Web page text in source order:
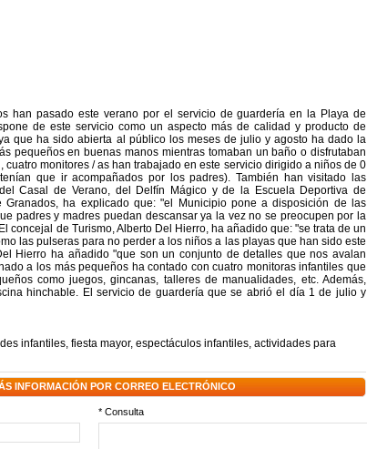
han pasado este verano por el servicio de guardería en la Playa de
de este servicio como un aspecto más de calidad y producto de
que ha sido abierta al público los meses de julio y agosto ha dado la
pequeños en buenas manos mientras tomaban un baño o disfrutaban
cuatro monitores / as han trabajado en este servicio dirigido a niños de 0
que ir acompañados por los padres). También han visitado las
Casal de Verano, del Delfín Mágico y de la Escuela Deportiva de
ha explicado que: "el Municipio pone a disposición de las
padres y madres puedan descansar ya la vez no se preocupen por la
concejal de Turismo, Alberto Del Hierro, ha añadido que: "se trata de un
las pulseras para no perder a los niños a las playas que han sido este
Hierro ha añadido "que son un conjunto de detalles que nos avalan
a los más pequeños ha contado con cuatro monitoras infantiles que
como juegos, gincanas, talleres de manualidades, etc. Además,
hinchable. El servicio de guardería que se abrió el día 1 de julio y
infantiles, fiesta mayor, espectáculos infantiles, actividades para
INFORMACIÓN POR CORREO ELECTRÓNICO
* Consulta